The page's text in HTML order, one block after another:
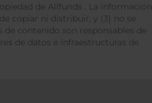
de Allfunds . La información
copiar ni distribuir; y (3) no se
contenido son responsables de
de datos e infraestructuras de